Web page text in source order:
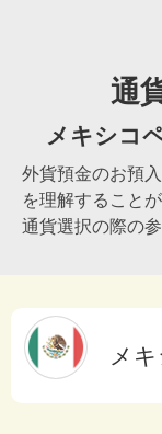
通
メキシコ
外貨預金のお預
を理解することが
通貨選択の際の
メ